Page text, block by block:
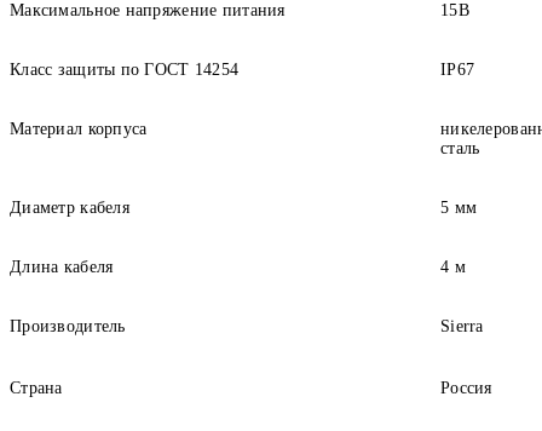
Максимальное напряжение питания 15В
Класс защиты по ГОСТ 14254 IP67
Материал корпуса
сталь
Диаметр кабеля 5 мм
Длина кабеля 4 м
Производитель Sierra
Страна Россия